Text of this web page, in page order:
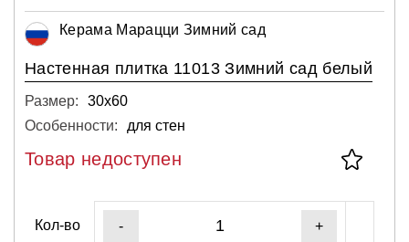
Керама Марацци Зимний сад
Настенная плитка 11013 Зимний сад белый
Размер:
30х60
Особенности:
для стен
Товар недоступен
Кол-во - +